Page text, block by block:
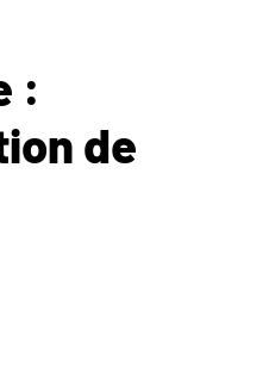
:
de